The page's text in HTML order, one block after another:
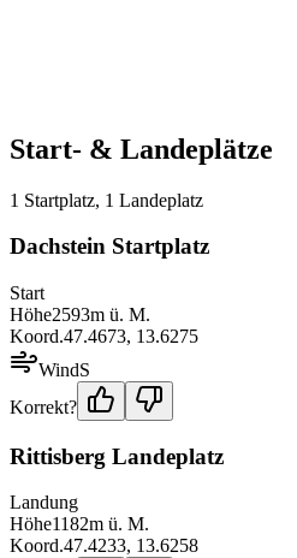
Start- & Landeplätze
1 Startplatz, 1 Landeplatz
Dachstein Startplatz
Start
Höhe2593m ü. M.
Koord.47.4673, 13.6275
WindS
Korrekt?
Rittisberg Landeplatz
Landung
Höhe1182m ü. M.
Koord.47.4233, 13.6258